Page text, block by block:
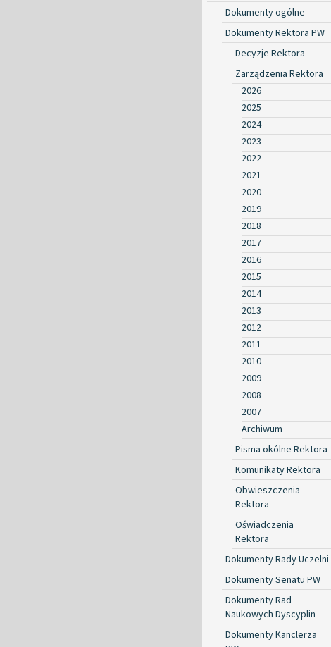
Dokumenty ogólne
Dokumenty Rektora PW
Decyzje Rektora
Zarządzenia Rektora
2026
2025
2024
2023
2022
2021
2020
2019
2018
2017
2016
2015
2014
2013
2012
2011
2010
2009
2008
2007
Archiwum
Pisma okólne Rektora
Komunikaty Rektora
Obwieszczenia
Rektora
Oświadczenia
Rektora
Dokumenty Rady Uczelni
Dokumenty Senatu PW
Dokumenty Rad
Naukowych Dyscyplin
Dokumenty Kanclerza